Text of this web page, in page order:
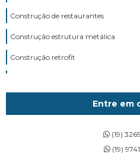
Construção de restaurantes
Construção estrutura metálica
Construção retrofit
Construtora de lojas em shopping
Construtora de obras corporativas
Entre em
(19)
(19)